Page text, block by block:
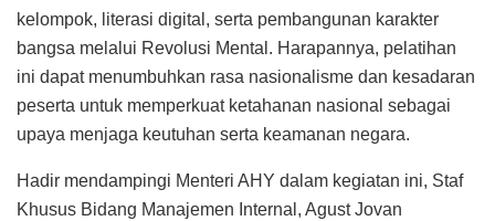
kelompok, literasi digital, serta pembangunan karakter
bangsa melalui Revolusi Mental. Harapannya, pelatihan
ini dapat menumbuhkan rasa nasionalisme dan kesadaran
peserta untuk memperkuat ketahanan nasional sebagai
upaya menjaga keutuhan serta keamanan negara.
Hadir mendampingi Menteri AHY dalam kegiatan ini, Staf
Khusus Bidang Manajemen Internal, Agust Jovan